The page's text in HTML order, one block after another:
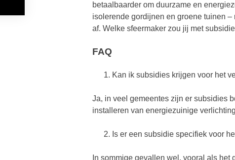
betaalbaarder om duurzame en
isolerende gordijnen en groene tuinen
af. Welke sfeermaker zou jij met
FAQ
Kan ik subsidies krijgen voor het
Ja, in veel gemeentes zijn er subsidies
installeren van energiezuinige
Is er een subsidie specifiek voor
In sommige gevallen wel, vooral als